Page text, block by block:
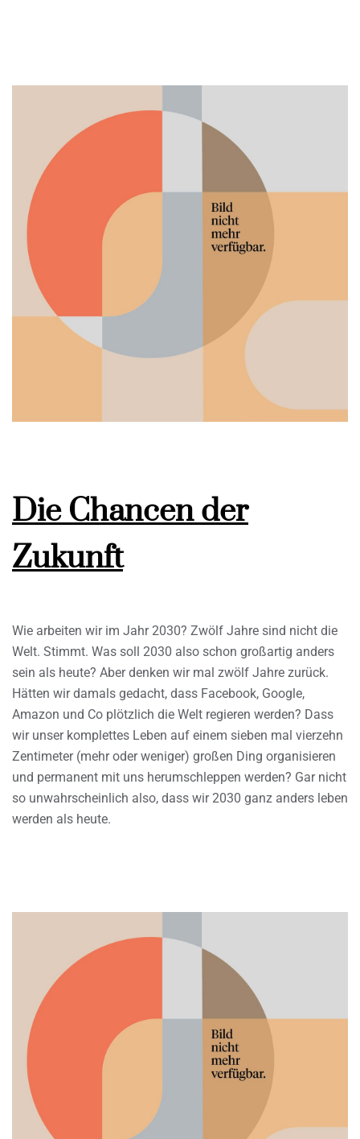
Die Chancen der
Zukunft
Wie arbeiten wir im Jahr 2030? Zwölf Jahre sind nicht die
Welt. Stimmt. Was soll 2030 also schon großartig anders
sein als heute? Aber denken wir mal zwölf Jahre zurück.
Hätten wir damals gedacht, dass Facebook, Google,
Amazon und Co plötzlich die Welt regieren werden? Dass
wir unser komplettes Leben auf einem sieben mal vierzehn
Zentimeter (mehr oder weniger) großen Ding organisieren
und permanent mit uns herumschleppen werden? Gar nicht
so unwahrscheinlich also, dass wir 2030 ganz anders leben
werden als heute.